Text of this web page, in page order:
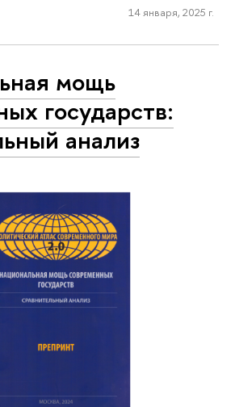
14 января, 2025 г.
мощь
государств:
анализ